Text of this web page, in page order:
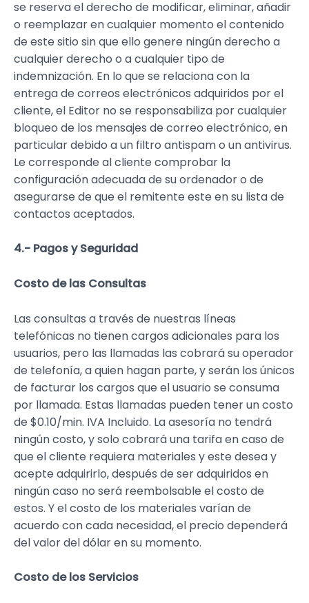
se reserva el derecho de modificar, eliminar, añadir
o reemplazar en cualquier momento el contenido
de este sitio sin que ello genere ningún derecho a
cualquier derecho o a cualquier tipo de
indemnización. En lo que se relaciona con la
entrega de correos electrónicos adquiridos por el
cliente, el Editor no se responsabiliza por cualquier
bloqueo de los mensajes de correo electrónico, en
particular debido a un filtro antispam o un antivirus.
Le corresponde al cliente comprobar la
configuración adecuada de su ordenador o de
asegurarse de que el remitente este en su lista de
contactos aceptados.
4.- Pagos y Seguridad
Costo de las Consultas
Las consultas a través de nuestras líneas
telefónicas no tienen cargos adicionales para los
usuarios, pero las llamadas las cobrará su operador
de telefonía, a quien hagan parte, y serán los únicos
de facturar los cargos que el usuario se consuma
por llamada. Estas llamadas pueden tener un costo
de $0.10/min. IVA Incluido. La asesoría no tendrá
ningún costo, y solo cobrará una tarifa en caso de
que el cliente requiera materiales y este desea y
acepte adquirirlo, después de ser adquiridos en
ningún caso no será reembolsable el costo de
estos. Y el costo de los materiales varían de
acuerdo con cada necesidad, el precio dependerá
del valor del dólar en su momento.
Costo de los Servicios